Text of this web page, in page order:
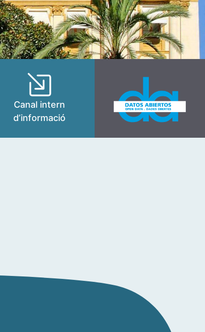
Canal intern
d’informació